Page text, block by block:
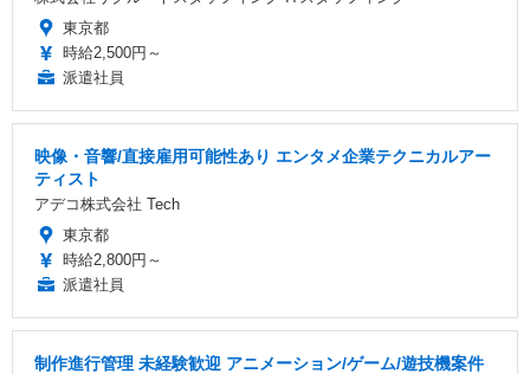
東京都
時給2,500円～
派遣社員
映像・音響/直接雇用可能性あり エンタメ企業テクニカルアー
ティスト
アデコ株式会社 Tech
東京都
時給2,800円～
派遣社員
制作進行管理 未経験歓迎 アニメーション/ゲーム/遊技機案件